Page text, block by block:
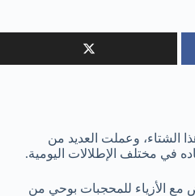
الشتاء، وعملت العديد من
في مختلف الإطلالات اليومية.
الأزياء للمحجبات بوحي من